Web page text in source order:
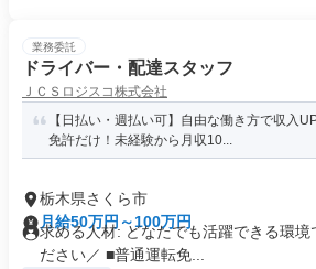
業務委託
ドライバー・配達スタッフ
ＪＣＳロジスコ株式会社
【日払い・週払い可】自由な働き方で収入
免許だけ！未経験から月収10...
栃木県さくら市
月給50万円～100万円
求める人材: どなたでも活躍できる環境
ださい／ ■普通運転免...